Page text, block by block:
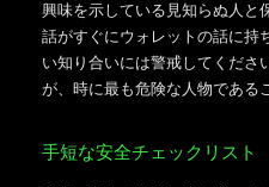
興味を示している見知らぬ人と
話がすぐにウォレットの話に持
い知り合いには警戒してくださ
が、時に最も危険な人物である
手短な安全チェックリスト